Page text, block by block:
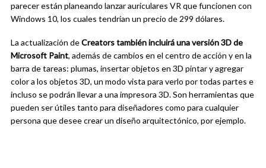
parecer están planeando lanzar auriculares VR que funcionen con
Windows 10, los cuales tendrían un precio de 299 dólares.
La actualización deCreators también incluirá una versión 3D de
Microsoft Paint, además de cambios en el centro de acción y en la
barra de tareas: plumas, insertar objetos en 3D pintar y agregar
color a los objetos 3D, un modo vista para verlo por todas partes e
incluso se podrán llevar a una impresora 3D. Son herramientas que
pueden ser útiles tanto para diseñadores como para cualquier
persona que desee crear un diseño arquitectónico, por ejemplo.